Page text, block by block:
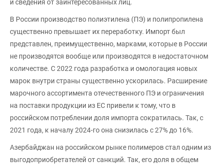
и сведения от заинтересованных лиц.
В России производство полиэтилена (ПЭ) и полипропилена
существенно превышает их переработку. Импорт был
представлен, преимущественно, марками, которые в России
не производятся вообще или производятся в недостаточном
количестве. С 2022 года разработка и омологация новых
марок внутри страны существенно ускорилась. Расширение
марочного ассортимента отечественного ПЭ и ограничения
на поставки продукции из ЕС привели к тому, что в
российском потреблении доля импорта сократилась. Так, с
2021 года, к началу 2024-го она снизилась с 27% до 16%.
Азербайджан на российском рынке полимеров стал одним из
выгодоприобретателей от санкций. Так, его доля в общем